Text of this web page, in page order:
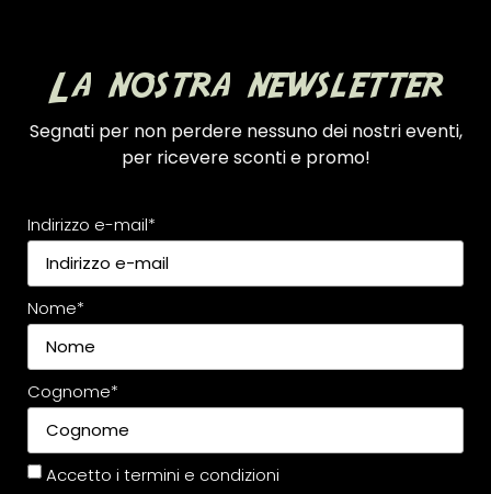
La nostra newsletter
Segnati per non perdere nessuno dei nostri eventi,
per ricevere sconti e promo!
Indirizzo e-mail*
Nome*
Cognome*
Accetto i termini e condizioni